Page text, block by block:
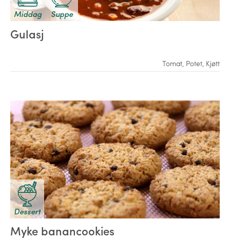
Middag Suppe
Gulasj
Tomat, Potet, Kjøtt
Dessert
Myke banancookies